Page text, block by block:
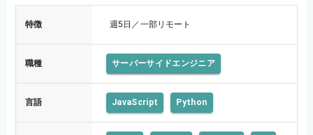
特徴 週5日／一部リモート
職種 サーバーサイドエンジニア
言語 JavaScript Python